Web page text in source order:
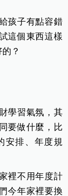
孩子有點容錯
這個東西這樣
？
學習氣氛，其
要做什麼，比
安排、年度規
裡不用年度計
今年家裡要換